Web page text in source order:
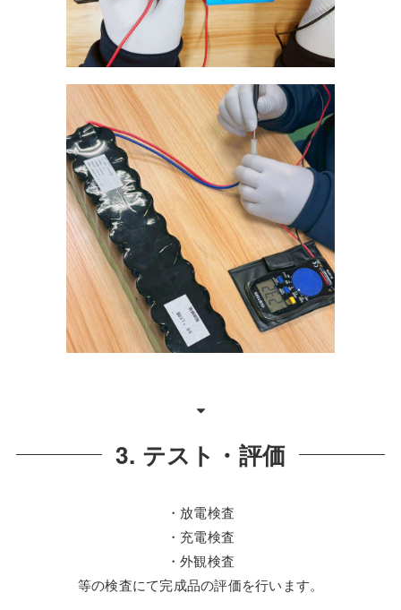
3. テスト・評価
・放電検査
・充電検査
・外観検査
等の検査にて完成品の評価を行います。